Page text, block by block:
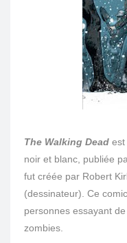
The Walking Dead est
noir et blanc, publiée
fut créée par Robert
(dessinateur). Ce
personnes essayant
zombies.